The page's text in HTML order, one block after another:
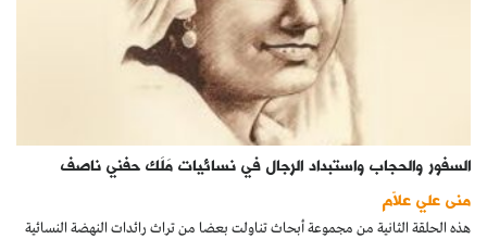
بالصورة
كتّابنا
السفور والحجاب واستبداد الرجال في نسائيات مَلَك حفني ناصف
منى علي علاّم
هذه الحلقة الثانية من مجموعة أبحاث تناولت بعضا من تراث رائدات النهضة النسائية